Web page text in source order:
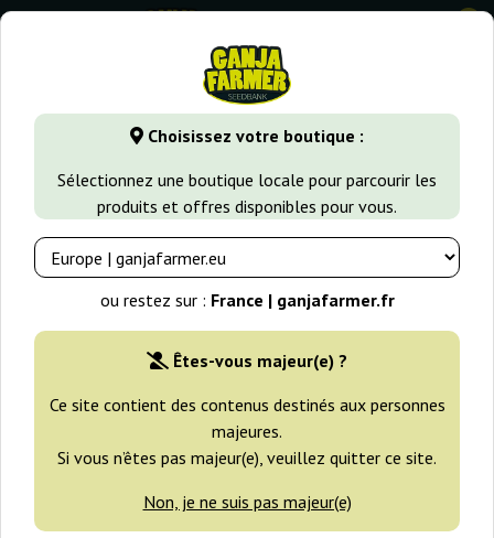
Choisissez votre boutique :
Sélectionnez une boutique locale pour parcourir les
produits et offres disponibles pour vous.
ou restez sur : France | ganjafarmer.fr
Êtes-vous majeur(e) ?
Ce site contient des contenus destinés aux personnes
majeures.
Si vous n’êtes pas majeur(e), veuillez quitter ce site.
Non, je ne suis pas majeur(e)
0
GanjaFarmer.fr Variétés de Cannabis Trainwreck Auto